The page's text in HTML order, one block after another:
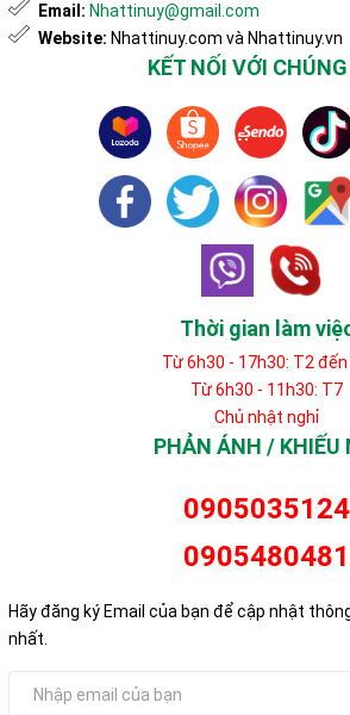
Email: Nhattinuy@gmail.com
Website: Nhattinuy.com và Nhattinuy.vn
KẾT NỐI VỚI
Thời gian làm
Từ 6h30 - 17h30: T2
Từ 6h30 - 11h30: T7
Chủ nhật nghỉ
PHẢN ÁNH / KHIẾU
0905035124
0905480481
Hãy đăng ký Email của bạn để cập nhật
nhất.